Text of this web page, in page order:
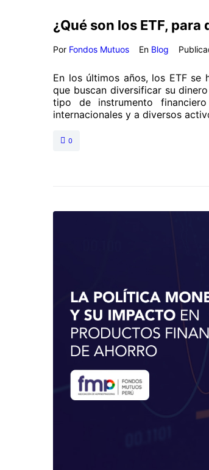
¿Qué son los ETF,
Por Fondos Mutuos En Blog
En los últimos años, los ETF
que buscan diversificar su
tipo de instrumento
internacionales y a diversos
0